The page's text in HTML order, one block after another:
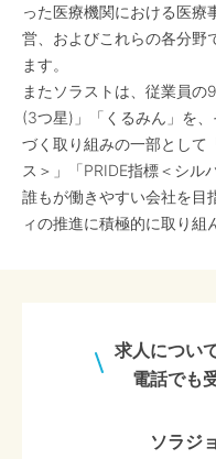
った医療機関における医療
営、およびこれらの各分野
ます。
またソラストは、従業員の
(3つ星)」「くるみん」を
づく取り組みの一部として
ス＞」「PRIDE指標＜シル
誰もが働きやすい会社を目
ィの推進に積極的に取り組
求人につい
電話でも
ソラジ